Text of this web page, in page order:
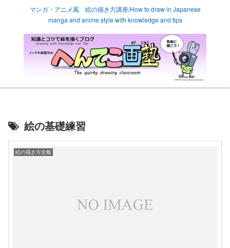
マンガ・アニメ風 絵の描き方講座/How to draw in Japanese
manga and anime style with knowledge and tips
絵の基礎練習
絵の描き方全般